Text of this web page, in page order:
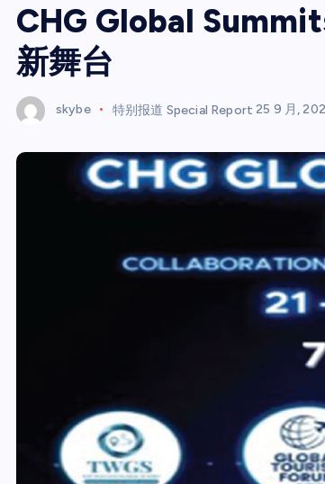
CHG Global
新舞台
skybe 特别报道 Special Report 25 9 月,